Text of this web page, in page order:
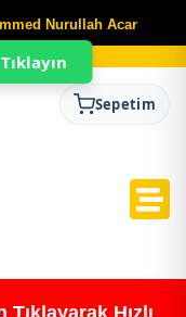
Nurullah Acar
Sepetim